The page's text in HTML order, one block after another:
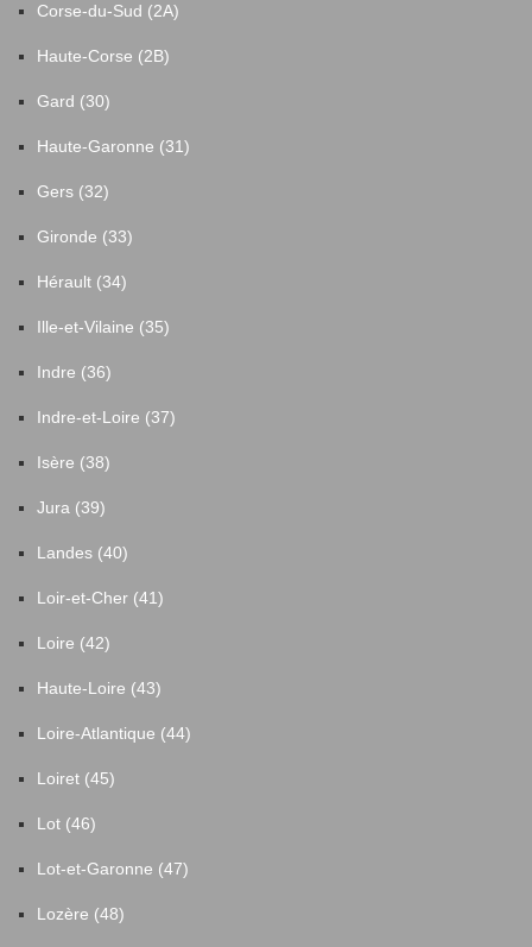
Corse-du-Sud (2A)
Haute-Corse (2B)
Gard (30)
Haute-Garonne (31)
Gers (32)
Gironde (33)
Hérault (34)
Ille-et-Vilaine (35)
Indre (36)
Indre-et-Loire (37)
Isère (38)
Jura (39)
Landes (40)
Loir-et-Cher (41)
Loire (42)
Haute-Loire (43)
Loire-Atlantique (44)
Loiret (45)
Lot (46)
Lot-et-Garonne (47)
Lozère (48)